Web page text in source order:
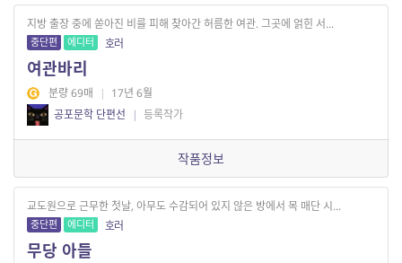
지방 출장 중에 쏟아진 비를 피해 찾아간 허름한 여관. 그곳에 얽힌 서...
중단편 에디터 호러
여관바리
분량 69매 | 17년 6월
공포문학 단편선
| 등록작가
작품정보
교도원으로 근무한 첫날, 아무도 수감되어 있지 않은 방에서 목 매단 시...
중단편 에디터 호러
무당 아들